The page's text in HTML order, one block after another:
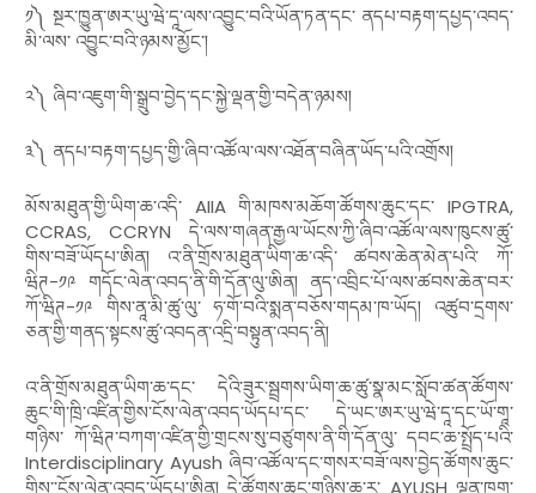
༡༽ སྔར་ཁྱུན་ཨར་ཡུ་ཝེ་དཱ་ལས་འབྱུང་བའི་ཡོན་ཏན་དང་ ནདཔ་བརྟག་དཔྱད་འབད་
མི་ལས་ འབྱུང་བའི་ཉམས་མྱོང་།
༢༽ ཞིབ་འཇུག་གི་སྒྲུབ་བྱེད་དང་སྐྱེ་ལྡན་གྱི་བདེན་ཉམས།
༣༽ ནདཔ་བརྟག་དཔྱད་གྱི་ཞིབ་འཚོལ་ལས་འཐོན་བཞིན་ཡོད་པའི་འགྲོས།
མོས་མཐུན་གྱི་ཡིག་ཆ་འདི་ AIIAགི་མཁས་མཆོག་ཚོགས་ཆུང་དང་ IPGTRA,
CCRAS, CCRYN དེ་ལས་གཞན་རྒྱལ་ཡོངས་ཀྱི་ཞིབ་འཚོལ་ལས་ཁུངས་ཚུ་
གིས་བཟོ་ཡོདཔ་ཨིན། འ་ནི་གྲོས་མཐུན་ཡིག་ཆ་འདི་ ཚབས་ཆེན་མེན་པའི་ ཀོ་
ཝིཊ-༡༩ གདོང་ལེན་འབད་ནི་གི་དོན་ལུ་ཨིན། ནད་འབྲིང་པོ་ལས་ཚབས་ཆེན་བར་
ཀོ་ཝིཊ-༡༩ གིས་ནཱ་མི་ཚུ་ལུ་ ཧ་གོ་བའི་སྨན་བཅོས་གདམ་ཁ་ཡོད། འཚུབ་དྲགས་
ཅན་གྱི་གནད་སྟངས་ཚུ་འབདན་འདྲི་བསྟུན་འབད་ནི།
འ་ནི་གྲོས་མཐུན་ཡིག་ཆ་དང་ དེའི་ཟུར་སྦྲགས་ཡིག་ཆ་ཚུ་སྣ་མང་སློབ་ཚན་ཚོགས་
ཆུང་གི་ཁྲི་འཛིན་གྱིས་ངོས་ལེན་འབད་ཡོདཔ་དང་ དེ་ཡང་ཨར་ཡུ་ཝེ་དཱ་དང་ཡོ་གཱ་
གཉིས་ ཀོ་ཝིཊ་བཀག་འཛིན་གྱི་གྲངས་སུ་བཙུགས་ནི་གི་དོན་ལུ་ དབང་ཆ་སྤྲོད་པའི་
Interdisciplinary Ayush ཞིབ་འཚོལ་དང་གསར་བཟོ་ལས་བྱེད་ཚོགས་ཆུང་
གིས་་ངོས་ལེན་འབད་ཡོདཔ་ཨིན། དེ་ཚོགས་ཆུང་གཉིས་ཆ་ར་ AYUSH ལྷན་ཁག་